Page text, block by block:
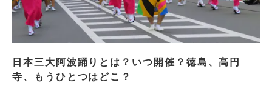
日本三大阿波踊りとは？いつ開催？徳島、高円
寺、もうひとつはどこ？